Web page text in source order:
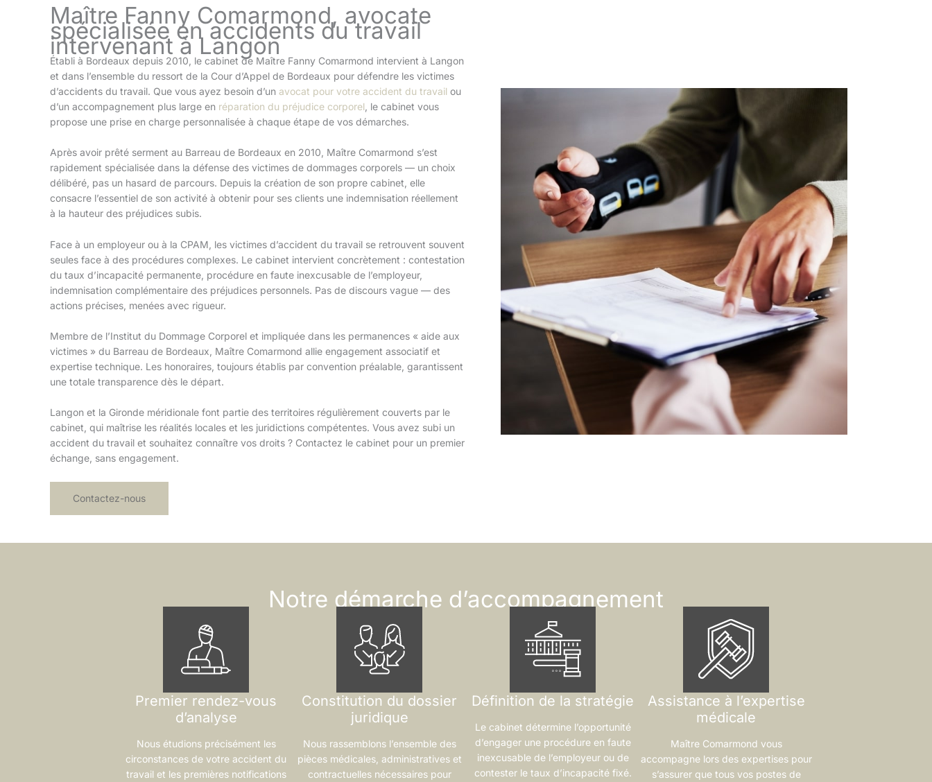
Maître Fanny Comarmond, avocate
spécialisée en accidents du travail
intervenant à Langon
Établi à Bordeaux depuis 2010, le cabinet de Maître Fanny Comarmond intervient à Langon
et dans l’ensemble du ressort de la Cour d’Appel de Bordeaux pour défendre les victimes
d’accidents du travail. Que vous ayez besoin d’un avocat pour votre accident du travail ou
d’un accompagnement plus large en réparation du préjudice corporel , le cabinet vous
propose une prise en charge personnalisée à chaque étape de vos démarches.
Après avoir prêté serment au Barreau de Bordeaux en 2010, Maître Comarmond s’est
rapidement spécialisée dans la défense des victimes de dommages corporels — un choix
délibéré, pas un hasard de parcours. Depuis la création de son propre cabinet, elle
consacre l’essentiel de son activité à obtenir pour ses clients une indemnisation réellement
à la hauteur des préjudices subis.
Face à un employeur ou à la CPAM, les victimes d’accident du travail se retrouvent souvent
seules face à des procédures complexes. Le cabinet intervient concrètement : contestation
du taux d’incapacité permanente, procédure en faute inexcusable de l’employeur,
indemnisation complémentaire des préjudices personnels. Pas de discours vague — des
actions précises, menées avec rigueur.
Membre de l’Institut du Dommage Corporel et impliquée dans les permanences « aide aux
victimes » du Barreau de Bordeaux, Maître Comarmond allie engagement associatif et
expertise technique. Les honoraires, toujours établis par convention préalable, garantissent
une totale transparence dès le départ.
Langon et la Gironde méridionale font partie des territoires régulièrement couverts par le
cabinet, qui maîtrise les réalités locales et les juridictions compétentes. Vous avez subi un
accident du travail et souhaitez connaître vos droits ? Contactez le cabinet pour un premier
échange, sans engagement.
Contactez-nous
Notre démarche d’accompagnement
Premier rendez-vous
d’analyse
Nous étudions précisément les
circonstances de votre accident du
travail et les premières notifications
Constitution du dossier
juridique
Nous rassemblons l’ensemble des
pièces médicales, administratives et
contractuelles nécessaires pour
Définition de la stratégie
Le cabinet détermine l’opportunité
d’engager une procédure en faute
inexcusable de l’employeur ou de
contester le taux d’incapacité fixé.
Assistance à l’expertise
médicale
Maître Comarmond vous
accompagne lors des expertises pour
s’assurer que tous vos postes de